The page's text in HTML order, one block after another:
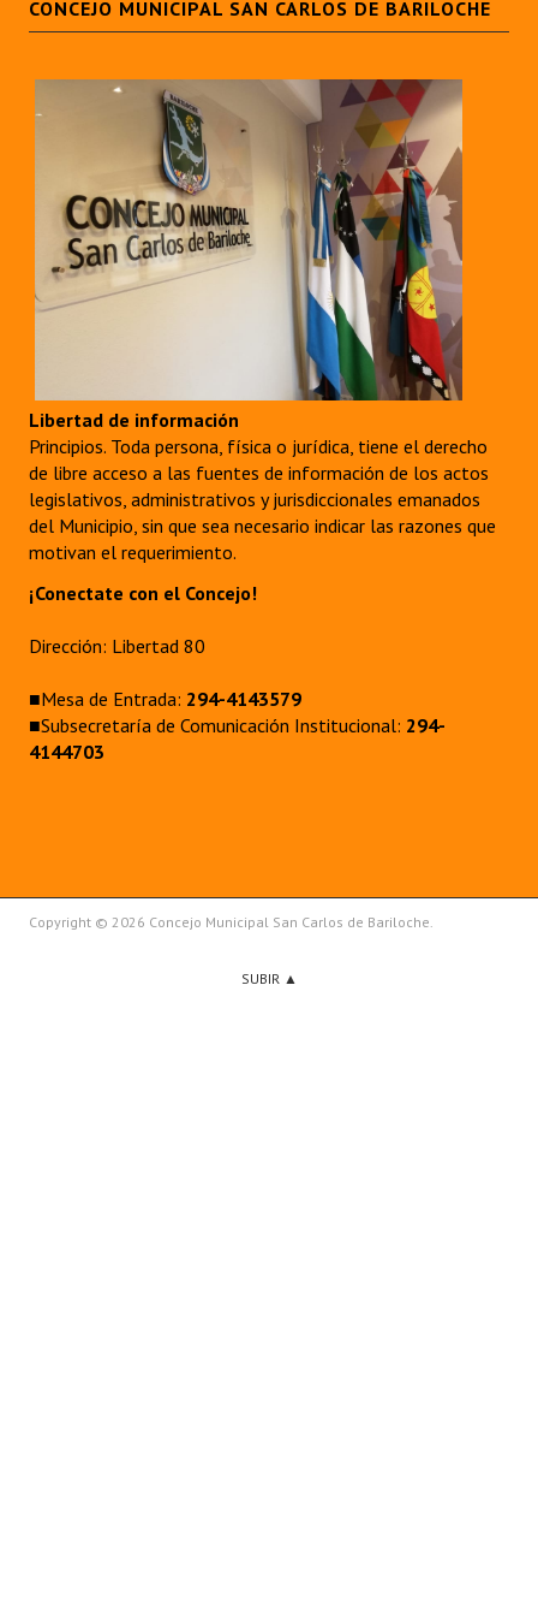
CONCEJO MUNICIPAL SAN CARLOS DE BARILOCHE
Libertad de información
Principios. Toda persona, física o jurídica, tiene el derecho
de libre acceso a las fuentes de información de los actos
legislativos, administrativos y jurisdiccionales emanados
del Municipio, sin que sea necesario indicar las razones que
motivan el requerimiento.
¡Conectate con el Concejo!
Dirección: Libertad 80
■Mesa de Entrada: 294-4143579
■Subsecretaría de Comunicación Institucional: 294-
4144703
Copyright © 2026 Concejo Municipal San Carlos de Bariloche.
SUBIR ▲